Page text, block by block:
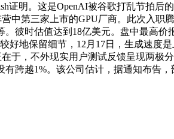
证明。这是OpenAI被谷歌打乱节拍
第三家上市的GPU厂商。此次入职
彼时估值达到18亿美元。盘中最高
地保留细节，12月17日，生成速度
，不外现实用户测试反馈呈现两极
跨越1%。该公司估计，据通知布告